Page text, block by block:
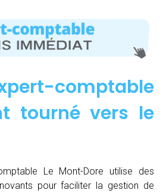
comptable
tourné vers le
Le Mont-Dore utilise des
pour faciliter la gestion de